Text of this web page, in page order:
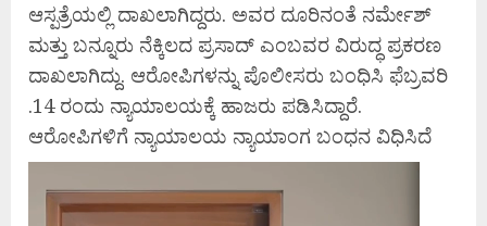
ಆಸ್ಪತ್ರೆಯಲ್ಲಿ ದಾಖಲಾಗಿದ್ದರು. ಅವರ ದೂರಿನಂತೆ ನರ್ಮೇಶ್
ಮತ್ತು ಬನ್ನೂರು ನೆಕ್ಕಿಲದ ಪ್ರಸಾದ್ ಎಂಬವರ ವಿರುದ್ಧ ಪ್ರಕರಣ
ದಾಖಲಾಗಿದ್ದು. ಆರೋಪಿಗಳನ್ನು ಪೊಲೀಸರು ಬಂಧಿಸಿ ಫೆಬ್ರವರಿ
.14 ರಂದು ನ್ಯಾಯಾಲಯಕ್ಕೆ ಹಾಜರು ಪಡಿಸಿದ್ದಾರೆ.
ಆರೋಪಿಗಳಿಗೆ ನ್ಯಾಯಾಲಯ ನ್ಯಾಯಾಂಗ ಬಂಧನ ವಿಧಿಸಿದೆ